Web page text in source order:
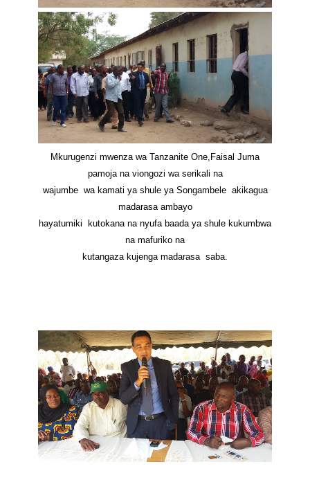
Mkurugenzi mwenza wa Tanzanite One,Faisal Juma
pamoja na viongozi wa serikali na
wajumbe wa kamati ya shule ya Songambele akikagua
madarasa ambayo
hayatumiki kutokana na nyufa baada ya shule kukumbwa
na mafuriko na
kutangaza kujenga madarasa saba.